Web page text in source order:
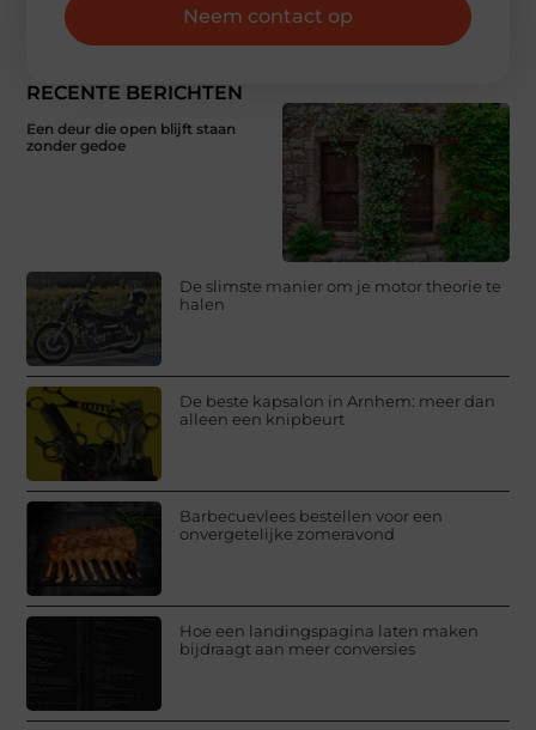
RECENTE BERICHTEN
Een deur die open blijft staan
zonder gedoe
De slimste manier om je motor theorie te
halen
De beste kapsalon in Arnhem: meer dan
alleen een knipbeurt
Barbecuevlees bestellen voor een
onvergetelijke zomeravond
Hoe een landingspagina laten maken
bijdraagt aan meer conversies
Neem contact op